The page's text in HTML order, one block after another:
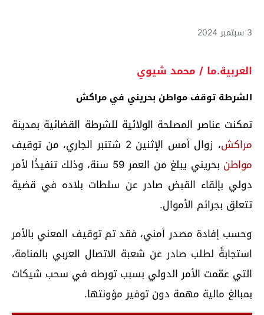
3 سبتمبر 2024
العربية.ما / محمد شيوي
الشرطة توقف مواطن بحريني في مراكش
تمكنت عناصر المصلحة الولائية للشرطة القضائية بمدينة
مراكش، زوال أمس الإثنين 2 شتنبر الجاري، من توقيف
مواطن
بحريني يبلغ من العمر 59 سنة، وذلك تنفيذًا لأمر
دولي بإلقاء القبض صادر عن سلطات بلاده في قضية
تتعلق بجرائم الأموال.
وحسب إفادة مصدر أمني، فقد تم توقيف المعني بالأمر
استجابةً لطلب صادر عن شعبة الاتصال العربي بالمنامة،
التي عمّمت الأمر الدولي بسبب تورطه في سحب شيكات
بمبالغ مالية مهمة دون توفير مؤونتها.